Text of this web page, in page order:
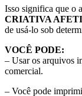
Isso significa que o
CRIATIVA
de usá-lo sob
VOCÊ PODE:
– Usar os arquivos
comercial.
– Você pode